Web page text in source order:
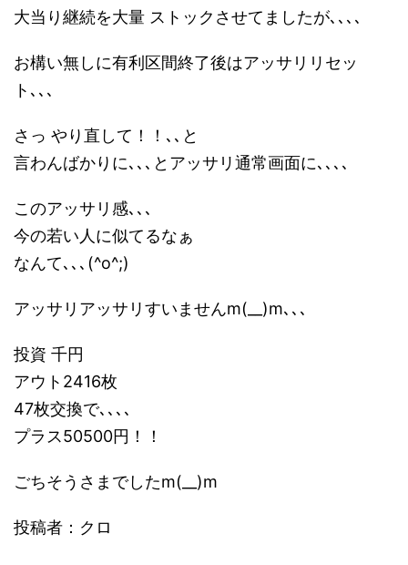
大当り継続を大量 ストックさせてましたが､､､､
お構い無しに有利区間終了後はアッサリリセッ
ト､､､
さっ やり直して！！､､と
言わんばかりに､､､とアッサリ通常画面に､､､､
このアッサリ感､､､
今の若い人に似てるなぁ
なんて､､､(^o^;)
アッサリアッサリすいませんm(__)m､､､
投資 千円
アウト2416枚
47枚交換で､､､､
プラス50500円！！
ごちそうさまでしたm(__)m
投稿者：クロ